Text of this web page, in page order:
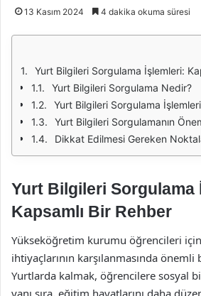
13 Kasım 2024 4 dakika okuma süresi
Yurt Bilgileri Sorgulama İşlemleri:
Yurt Bilgileri Sorgulama Nedir?
Yurt Bilgileri Sorgulama İşlemleri
Yurt Bilgileri Sorgulamanın
Dikkat Edilmesi Gereken
Yurt Bilgileri Sorgulama
Kapsamlı Bir Rehber
Yükseköğretim kurumu öğrencileri
ihtiyaçlarının karşılanmasında
Yurtlarda kalmak, öğrencilere sosyal
yanı sıra, eğitim hayatlarını daha